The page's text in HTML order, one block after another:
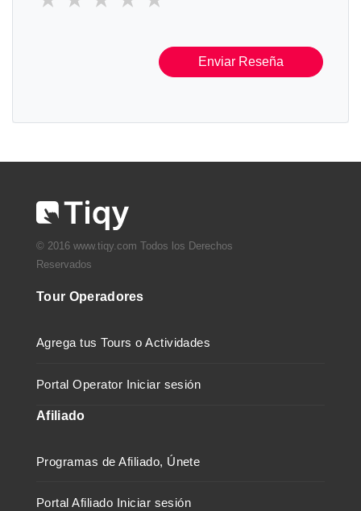
Enviar Reseña
© 2016 www.tiqy.com Todos los Derechos
Reservados
Tour Operadores
Agrega tus Tours o Actividades
Portal Operator Iniciar sesión
Afiliado
Programas de Afiliado, Únete
Portal Afiliado Iniciar sesión